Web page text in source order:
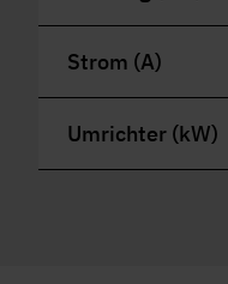
Strom (A)
Umrichter (kW)